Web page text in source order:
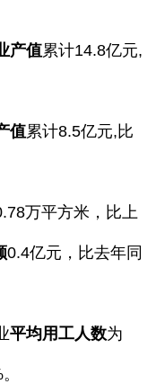
产值累计14.8亿元,
值累计8.5亿元,比
万平方米，比上
0.4亿元，比去年同
平均用工人数为